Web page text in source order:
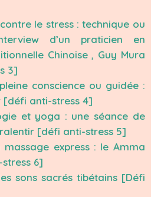
le stress : technique ou
d’un praticien en
Chinoise , Guy Mura
3]
conscience ou guidée :
[défi anti-stress 4]
et yoga : une séance de
[défi anti-stress 5]
massage express : le Amma
6]
sons sacrés tibétains [Défi